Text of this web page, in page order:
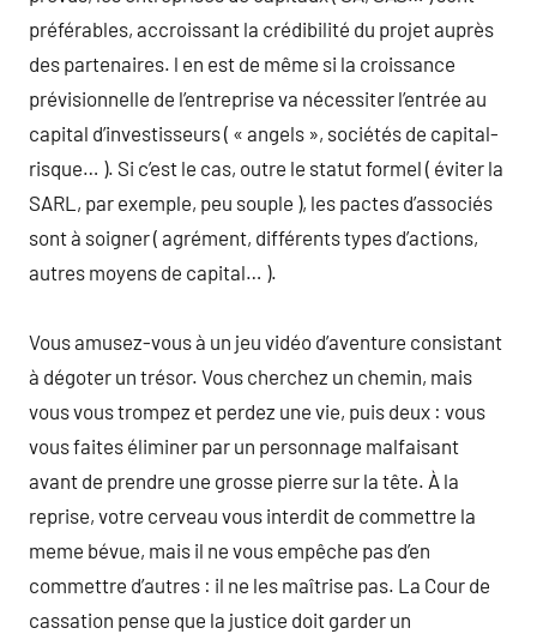
préférables, accroissant la crédibilité du projet auprès
des partenaires. l en est de même si la croissance
prévisionnelle de l’entreprise va nécessiter l’entrée au
capital d’investisseurs ( « angels », sociétés de capital-
risque… ). Si c’est le cas, outre le statut formel ( éviter la
SARL, par exemple, peu souple ), les pactes d’associés
sont à soigner ( agrément, différents types d’actions,
autres moyens de capital… ).
Vous amusez-vous à un jeu vidéo d’aventure consistant
à dégoter un trésor. Vous cherchez un chemin, mais
vous vous trompez et perdez une vie, puis deux : vous
vous faites éliminer par un personnage malfaisant
avant de prendre une grosse pierre sur la tête. À la
reprise, votre cerveau vous interdit de commettre la
meme bévue, mais il ne vous empêche pas d’en
commettre d’autres : il ne les maîtrise pas. La Cour de
cassation pense que la justice doit garder un